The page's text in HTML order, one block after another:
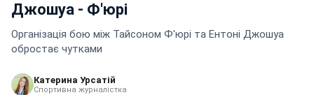
Джошуа - Ф'юрі
Організація бою між Тайсоном Ф'юрі та Ентоні Джошуа
обростає чутками
Катерина Урсатій
Спортивна журналістка